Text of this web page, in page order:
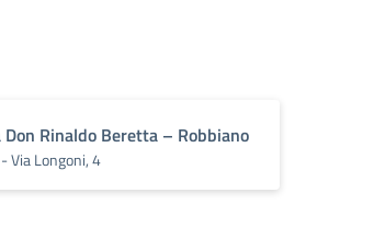
Don Rinaldo Beretta – Robbiano
Via Longoni, 4